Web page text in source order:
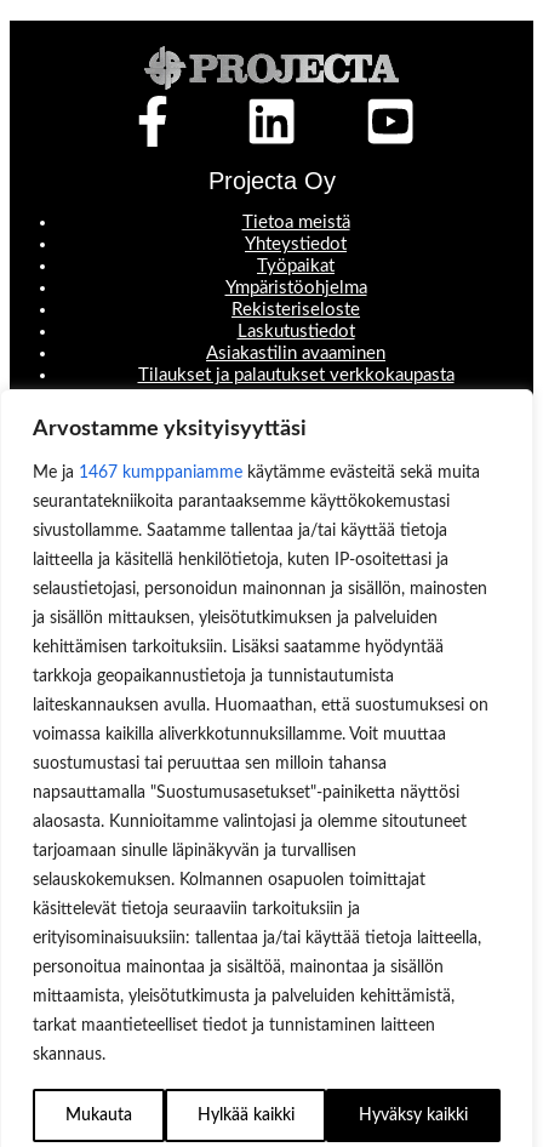
Arvostamme yksityisyyttäsi
Me ja 1467 kumppaniamme käytämme evästeitä sekä muita
seurantatekniikoita parantaaksemme käyttökokemustasi
sivustollamme. Saatamme tallentaa ja/tai käyttää tietoja
laitteella ja käsitellä henkilötietoja, kuten IP-osoitettasi ja
selaustietojasi, personoidun mainonnan ja sisällön, mainosten
ja sisällön mittauksen, yleisötutkimuksen ja palveluiden
kehittämisen tarkoituksiin. Lisäksi saatamme hyödyntää
tarkkoja geopaikannustietoja ja tunnistautumista
laiteskannauksen avulla. Huomaathan, että suostumuksesi on
voimassa kaikilla aliverkkotunnuksillamme. Voit muuttaa
suostumustasi tai peruuttaa sen milloin tahansa
napsauttamalla "Suostumusasetukset"-painiketta näyttösi
alaosasta. Kunnioitamme valintojasi ja olemme sitoutuneet
tarjoamaan sinulle läpinäkyvän ja turvallisen
selauskokemuksen. Kolmannen osapuolen toimittajat
käsittelevät tietoja seuraaviin tarkoituksiin ja
erityisominaisuuksiin: tallentaa ja/tai käyttää tietoja laitteella,
personoitua mainontaa ja sisältöä, mainontaa ja sisällön
mittaamista, yleisötutkimusta ja palveluiden kehittämistä,
tarkat maantieteelliset tiedot ja tunnistaminen laitteen
skannaus.
Mukauta Hylkää kaikki Hyväksy kaikki
Projecta Oy
Tietoa meistä
Yhteystiedot
Työpaikat
Ympäristöohjelma
Rekisteriseloste
Laskutustiedot
Asiakastilin avaaminen
Tilaukset ja palautukset verkkokaupasta
Valikko
Teollisuustuotteet
Hinnastot & esitteet
Huoltopalvelut
Hae sivuilta
Aukioloajat
Ma-Pe 8:00-16.00
OSOITE
Lukkosepänkatu 14, 20320 Turku
Käyttäjätunnus tai sähköpostiosoite
Salasana
Muista minut
Lost your password?